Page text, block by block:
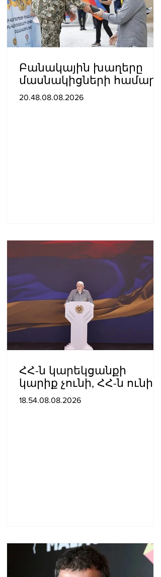
Բանակային խաղերը
մասնակիցների համար
ստեղծում են
20.48.08.08.2026
ՀՀ-ն կարեկցանքի
կարիք չունի, ՀՀ-ն ունի
գործընկերության և
18.54.08.08.2026